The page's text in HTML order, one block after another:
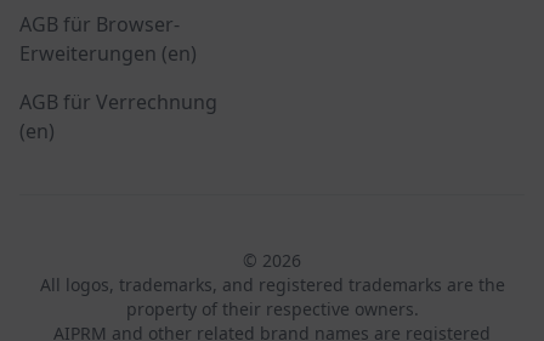
AGB für Browser-
Erweiterungen (en)
AGB für Verrechnung
(en)
© 2026
All logos, trademarks, and registered trademarks are the
property of their respective owners.
AIPRM and other related brand names are registered